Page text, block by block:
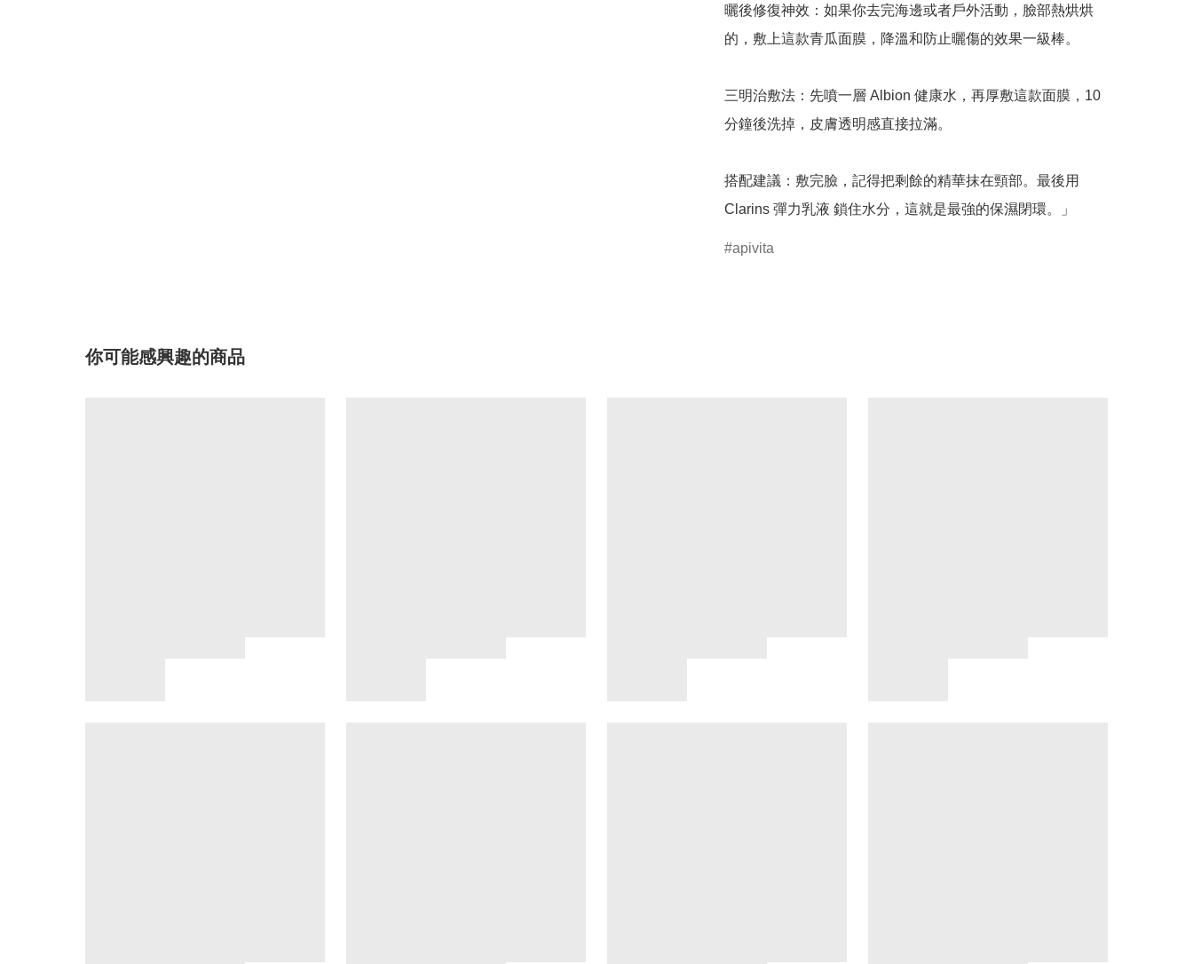
曬後修復神效：如果你去完海邊或者戶外活動，臉部熱烘烘
的，敷上這款青瓜面膜，降溫和防止曬傷的效果一級棒。
三明治敷法：先噴一層 Albion 健康水，再厚敷這款面膜，10
分鐘後洗掉，皮膚透明感直接拉滿。
搭配建議：敷完臉，記得把剩餘的精華抹在頸部。最後用
Clarins 彈力乳液 鎖住水分，這就是最強的保濕閉環。」
apivita
你可能感興趣的商品